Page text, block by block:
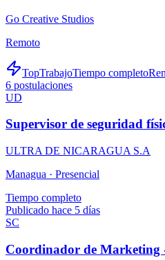
Go Creative Studios
Remoto
TopTrabajoTiempo completo
6 postulaciones
UD
Supervisor de seguridad
ULTRA DE NICARAGUA S.A
Managua · Presencial
Tiempo completo
Publicado hace 5 días
SC
Coordinador de Marketing